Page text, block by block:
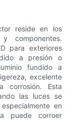
reside en los
componentes.
para exteriores
a presión o
fundido a
excelente
corrosión. Esta
las luces se
en
puede corroer